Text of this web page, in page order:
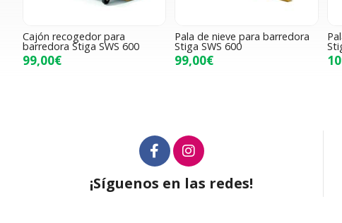
Cajón recogedor para
barredora Stiga SWS 600
99,00€
Pala de nieve para barredora
Stiga SWS 600
99,00€
¡Síguenos en las redes!